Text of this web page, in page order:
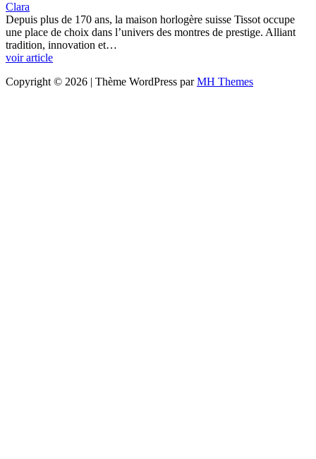
Clara
Depuis plus de 170 ans, la maison horlogère suisse Tissot occupe
une place de choix dans l’univers des montres de prestige. Alliant
tradition, innovation et…
voir article
Copyright © 2026 | Thème WordPress parMH Themes